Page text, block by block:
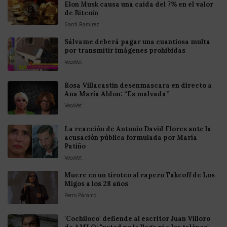
Elon Musk causa una caída del 7% en el valor
de Bitcoin
Santi Ramirez
Sálvame deberá pagar una cuantiosa multa
por transmitir imágenes prohibidas
VecoVet
Rosa Villacastín desenmascara en directo a
Ana María Aldon: “Es malvada”
VecoVet
La reacción de Antonio David Flores ante la
acusación pública formulada por María
Patiño
VecoVet
Muere en un tiroteo al rapero Takeoff de Los
Migos a los 28 años
Perro Páramo
'Cochiloco' defiende al escritor Juan Villoro